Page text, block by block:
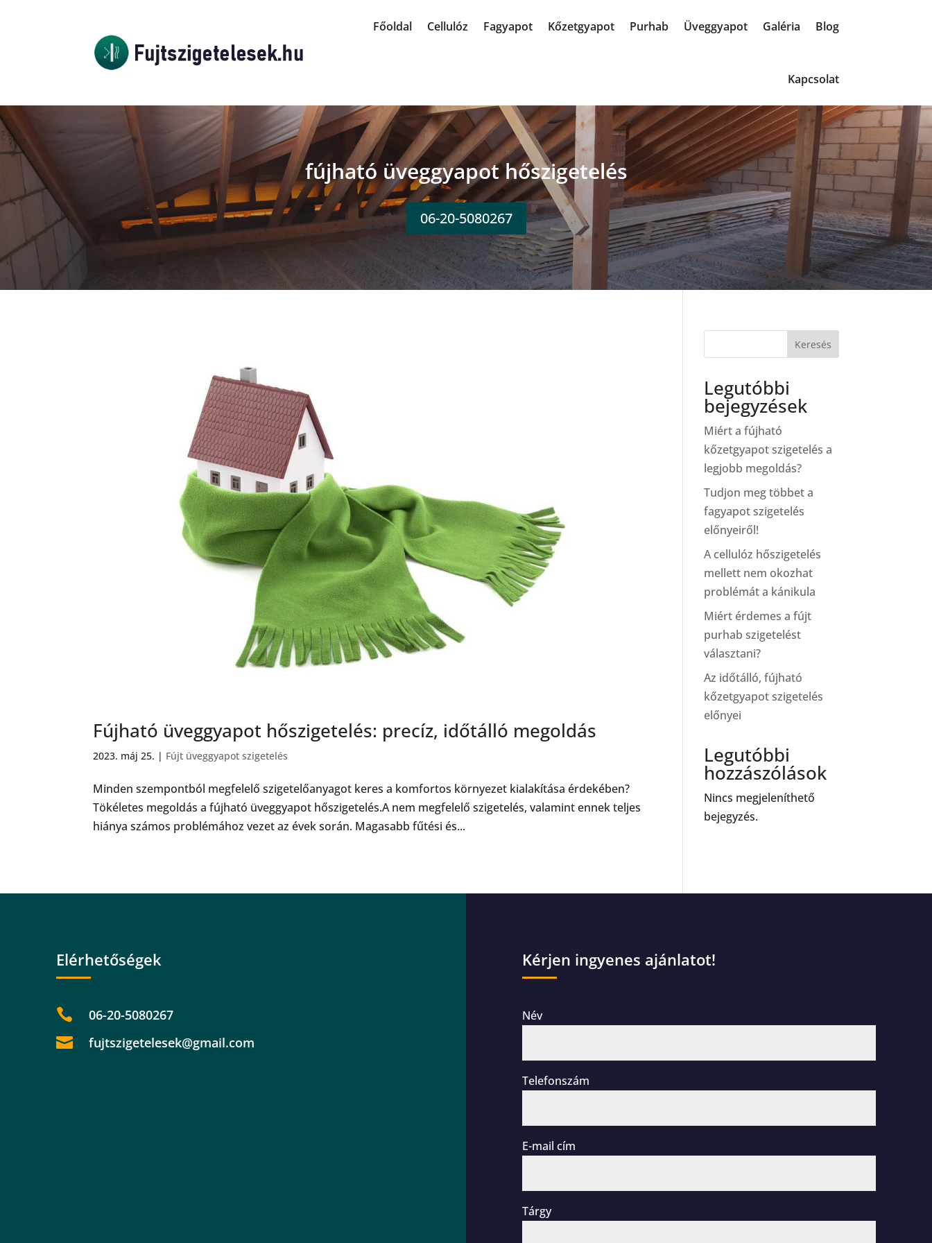
Főoldal Cellulóz Fagyapot Kőzetgyapot Purhab Üveggyapot Galéria Blog
Kapcsolat
fújható üveggyapot hőszigetelés
06-20-5080267
Fújható üveggyapot hőszigetelés: precíz, időtálló megoldás
2023. máj 25. | Fújt üveggyapot szigetelés
Minden szempontból megfelelő szigetelőanyagot keres a komfortos környezet kialakítása érdekében?
Tökéletes megoldás a fújható üveggyapot hőszigetelés.A nem megfelelő szigetelés, valamint ennek teljes
hiánya számos problémához vezet az évek során. Magasabb fűtési és...
Keresés
Legutóbbi
bejegyzések
Miért a fújható
kőzetgyapot szigetelés a
legjobb megoldás?
Tudjon meg többet a
fagyapot szigetelés
előnyeiről!
A cellulóz hőszigetelés
mellett nem okozhat
problémát a kánikula
Miért érdemes a fújt
purhab szigetelést
választani?
Az időtálló, fújható
kőzetgyapot szigetelés
előnyei
Legutóbbi
hozzászólások
Nincs megjeleníthető
bejegyzés.
Elérhetőségek
 06-20-5080267
 fujtszigetelesek@gmail.com
Kérjen ingyenes ajánlatot!
Név
Telefonszám
E-mail cím
Tárgy